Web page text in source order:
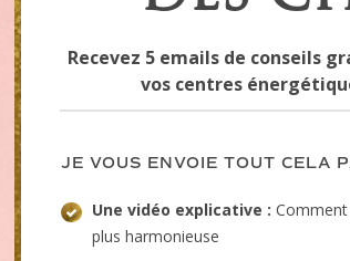
Recevez 5 emails de conseils
vos centres
JE VOUS ENVOIE TOUT CELA
Une vidéo explicative :
plus harmonieuse